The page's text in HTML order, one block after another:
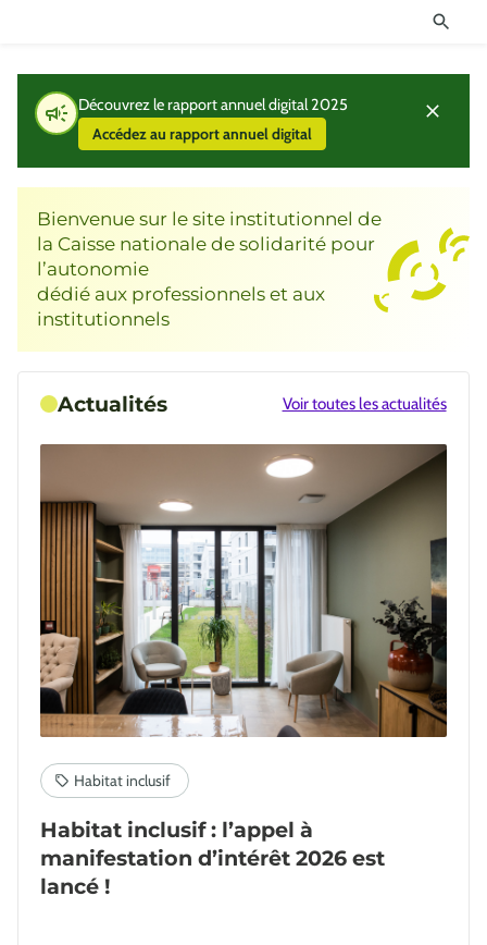
Découvrez le rapport annuel digital 2025
Accédez au rapport annuel digital
Bienvenue sur le site institutionnel de
la Caisse nationale de solidarité pour
l’autonomie
dédié aux professionnels et aux
institutionnels
Actualités Voir toutes les actualités
Habitat inclusif : l’appel à
manifestation d’intérêt 2026 est
lancé !